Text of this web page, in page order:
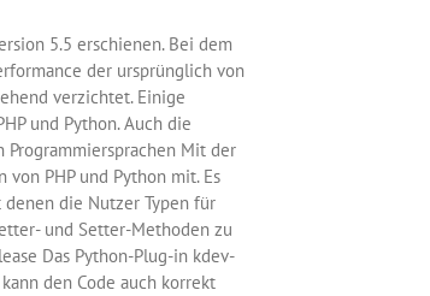
5.5 erschienen. Bei dem
der ursprünglich von
verzichtet. Einige
und Python. Auch die
Mit der
PHP und Python mit. Es
die Nutzer Typen für
und Setter-Methoden zu
Das Python-Plug-in kdev-
den Code auch korrekt